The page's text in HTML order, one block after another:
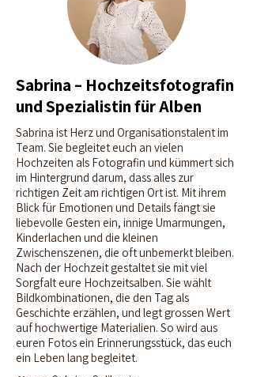
Sabrina – Hochzeitsfotografin
und Spezialistin für Alben
Sabrina ist Herz und Organisationstalent im
Team. Sie begleitet euch an vielen
Hochzeiten als Fotografin und kümmert sich
im Hintergrund darum, dass alles zur
richtigen Zeit am richtigen Ort ist. Mit ihrem
Blick für Emotionen und Details fängt sie
liebevolle Gesten ein, innige Umarmungen,
Kinderlachen und die kleinen
Zwischenszenen, die oft unbemerkt bleiben.
Nach der Hochzeit gestaltet sie mit viel
Sorgfalt eure Hochzeitsalben. Sie wählt
Bildkombinationen, die den Tag als
Geschichte erzählen, und legt grossen Wert
auf hochwertige Materialien. So wird aus
euren Fotos ein Erinnerungsstück, das euch
ein Leben lang begleitet.